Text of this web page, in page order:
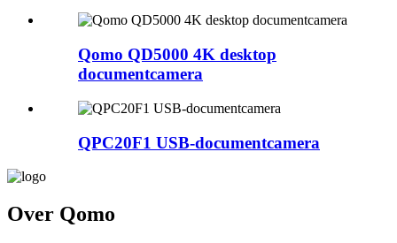
Qomo QD5000 4K desktop
documentcamera
QPC20F1 USB-documentcamera
Over Qomo